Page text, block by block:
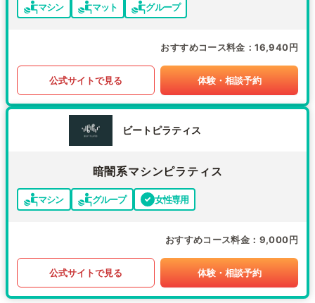
マシン マット グループ
おすすめコース料金 16,940円
公式サイトで見る 体験・相談予約
ビートピラティス
暗闇系マシンピラティス
マシン グループ 女性専用
おすすめコース料金 9,000円
公式サイトで見る 体験・相談予約